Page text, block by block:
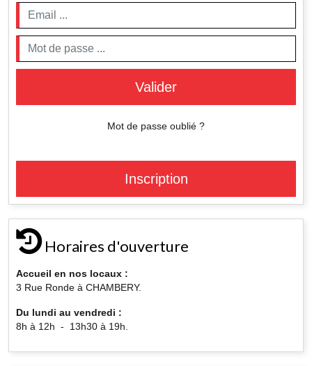
Valider
Mot de passe oublié ?
Inscription
Horaires d'ouverture
Accueil en nos locaux :
3 Rue Ronde à CHAMBERY.
Du lundi au vendredi :
8h à 12h - 13h30 à 19h.